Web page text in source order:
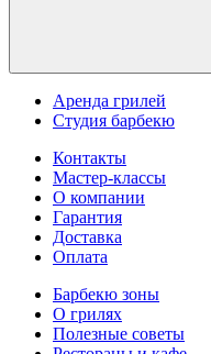
Аренда грилей
Студия барбекю
Контакты
Мастер-классы
О компании
Гарантия
Доставка
Оплата
Барбекю зоны
О грилях
Полезные советы